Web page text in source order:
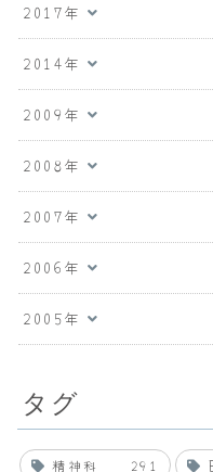
2017年
2014年
2009年
2008年
2007年
2006年
2005年
タグ
精神科 291